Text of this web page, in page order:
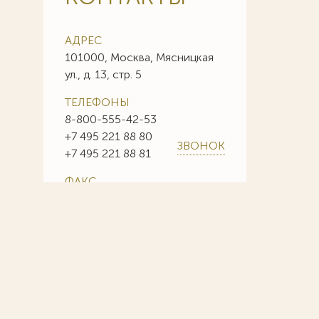
АДРЕС
101000, Москва, Мясницкая
ул., д. 13, стр. 5
ТЕЛЕФОНЫ
8-800-555-42-53
+7 495 221 88 80
+7 495 221 88 81
ЗВОНОК
ФАКС